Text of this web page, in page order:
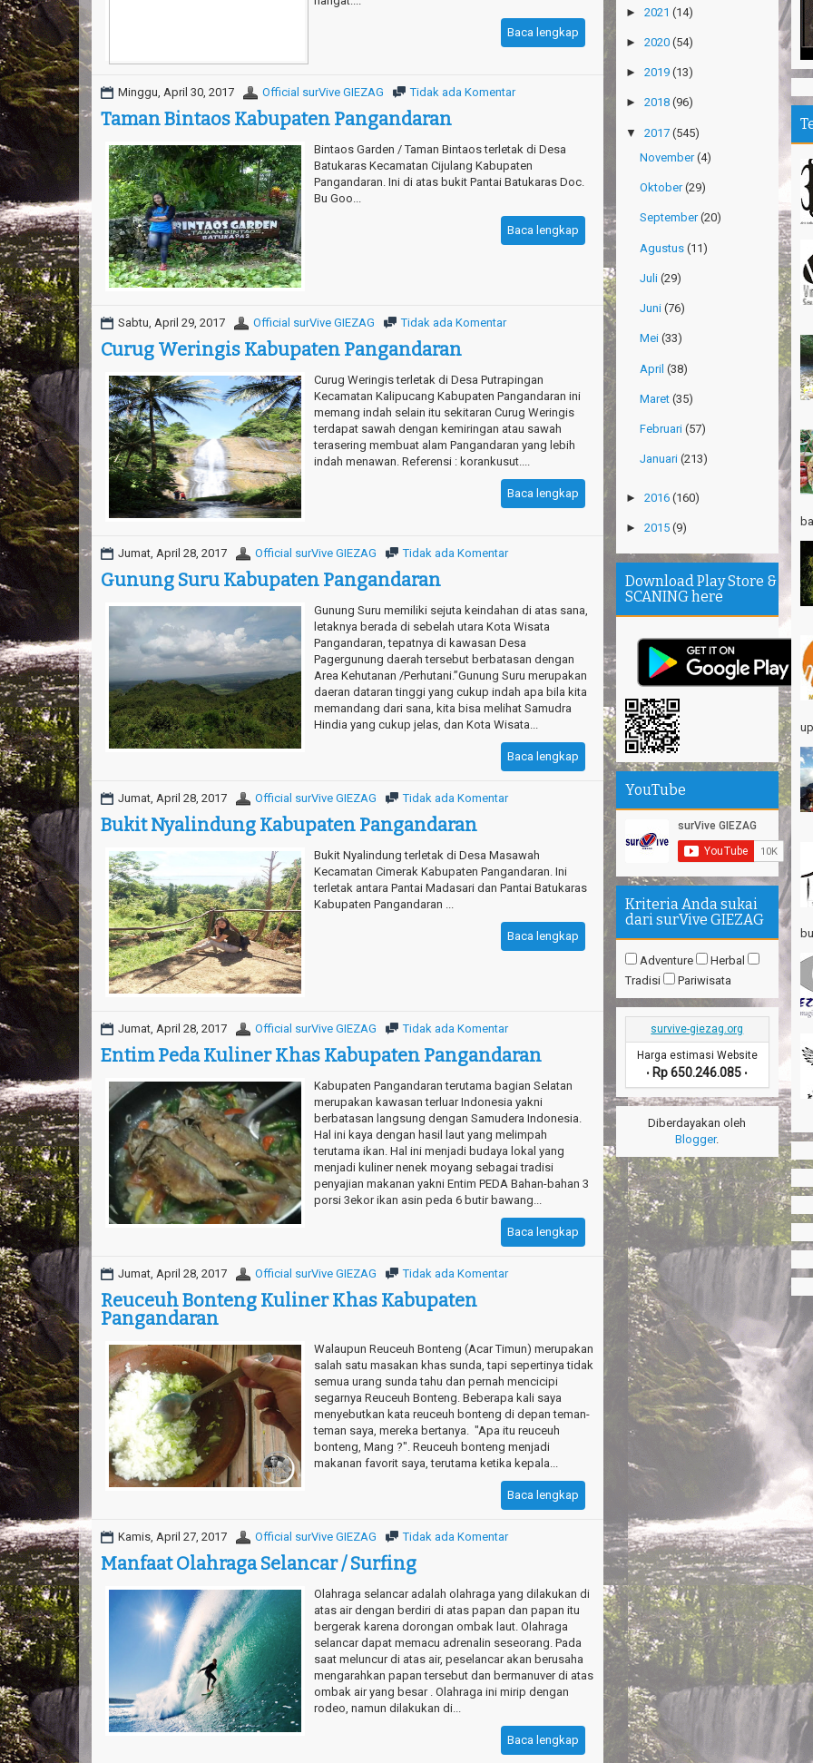
Baca lengkap
Minggu, April 30, 2017 Official surVive GIEZAG Tidak ada Komentar
Taman Bintaos Kabupaten Pangandaran
Bintaos Garden / Taman Bintaos terletak di Desa
Batukaras Kecamatan Cijulang Kabupaten
Pangandaran. Ini di atas bukit Pantai Batukaras Doc.
Bu Goo...
Baca lengkap
Sabtu, April 29, 2017 Official surVive GIEZAG Tidak ada Komentar
Curug Weringis Kabupaten Pangandaran
Curug Weringis terletak di Desa Putrapingan
Kecamatan Kalipucang Kabupaten Pangandaran ini
memang indah selain itu sekitaran Curug Weringis
terdapat sawah dengan kemiringan atau sawah
terasering membuat alam Pangandaran yang lebih
indah menawan. Referensi : korankusut....
Baca lengkap
Jumat, April 28, 2017 Official surVive GIEZAG Tidak ada Komentar
Gunung Suru Kabupaten Pangandaran
Gunung Suru memiliki sejuta keindahan di atas sana,
letaknya berada di sebelah utara Kota Wisata
Pangandaran, tepatnya di kawasan Desa
Pagergunung daerah tersebut berbatasan dengan
Area Kehutanan /Perhutani.”Gunung Suru merupakan
daeran dataran tinggi yang cukup indah apa bila kita
memandang dari sana, kita bisa melihat Samudra
Hindia yang cukup jelas, dan Kota Wisata...
Baca lengkap
Jumat, April 28, 2017 Official surVive GIEZAG Tidak ada Komentar
Bukit Nyalindung Kabupaten Pangandaran
Bukit Nyalindung terletak di Desa Masawah
Kecamatan Cimerak Kabupaten Pangandaran. Ini
terletak antara Pantai Madasari dan Pantai Batukaras
Kabupaten Pangandaran ...
Baca lengkap
Jumat, April 28, 2017 Official surVive GIEZAG Tidak ada Komentar
Entim Peda Kuliner Khas Kabupaten Pangandaran
Kabupaten Pangandaran terutama bagian Selatan
merupakan kawasan terluar Indonesia yakni
berbatasan langsung dengan Samudera Indonesia.
Hal ini kaya dengan hasil laut yang melimpah
terutama ikan. Hal ini menjadi budaya lokal yang
menjadi kuliner nenek moyang sebagai tradisi
penyajian makanan yakni Entim PEDA Bahan-bahan 3
porsi 3ekor ikan asin peda 6 butir bawang...
Baca lengkap
Jumat, April 28, 2017 Official surVive GIEZAG Tidak ada Komentar
Reuceuh Bonteng Kuliner Khas Kabupaten
Pangandaran
Walaupun Reuceuh Bonteng (Acar Timun) merupakan
salah satu masakan khas sunda, tapi sepertinya tidak
semua urang sunda tahu dan pernah mencicipi
segarnya Reuceuh Bonteng. Beberapa kali saya
menyebutkan kata reuceuh bonteng di depan teman-
teman saya, mereka bertanya. "Apa itu reuceuh
bonteng, Mang ?". Reuceuh bonteng menjadi
makanan favorit saya, terutama ketika kepala...
Baca lengkap
Kamis, April 27, 2017 Official surVive GIEZAG Tidak ada Komentar
Manfaat Olahraga Selancar / Surfing
Olahraga selancar adalah olahraga yang dilakukan di
atas air dengan berdiri di atas papan dan papan itu
bergerak karena dorongan ombak laut. Olahraga
selancar dapat memacu adrenalin seseorang. Pada
saat meluncur di atas air, peselancar akan berusaha
mengarahkan papan tersebut dan bermanuver di atas
ombak air yang besar . Olahraga ini mirip dengan
rodeo, namun dilakukan di...
Baca lengkap
► 2021 (14)
► 2020 (54)
► 2019 (13)
► 2018 (96)
▼ 2017 (545)
November(4)
Oktober(29)
September(20)
Agustus (11)
Juli (29)
Juni (76)
Mei (33)
April (38)
Maret (35)
Februari (57)
Januari (213)
► 2016 (160)
► 2015 (9)
Download Play Store &
SCANING here
YouTube
Kriteria Anda sukai
dari surVive GIEZAG
Adventure
Herbal
Tradisi
Pariwisata
survive-giezag.org
Harga estimasi Website
• Rp 650.246.085 •
Diberdayakan oleh
Blogger.